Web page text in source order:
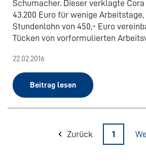
Schumacher. Dieser verklagte
43.200 Euro für wenige
Stundenlohn von 450,- Euro
Tücken von vorformulierten
22.02.2016
Beitrag lesen
Zurück 1